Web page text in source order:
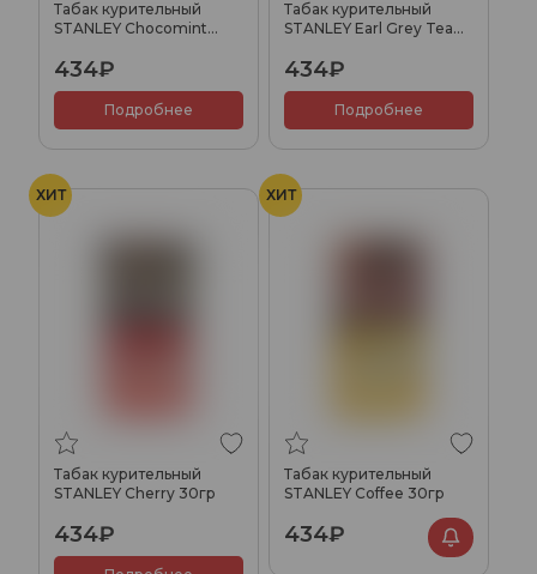
Табак курительный
STANLEY Chocomint
434₽
Подробнее
Табак курительный
STANLEY Earl Grey Tea
434₽
Подробнее
ХИТ
Табак курительный
STANLEY Cherry 30гр
434₽
ХИТ
Табак курительный
STANLEY Coffee 30гр
434₽